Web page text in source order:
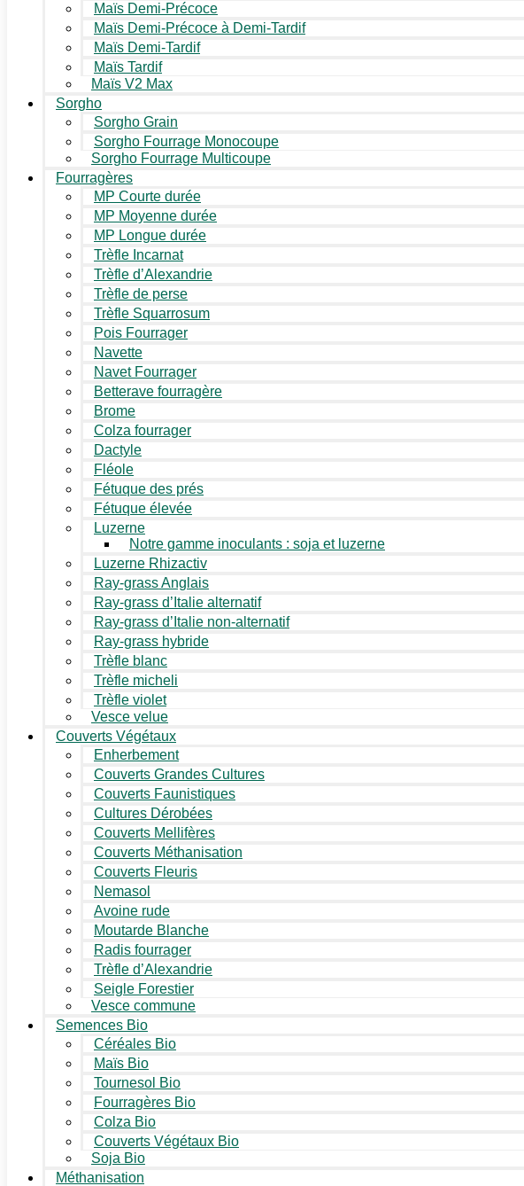
Maïs Demi-Précoce
Maïs Demi-Précoce à Demi-Tardif
Maïs Demi-Tardif
Maïs Tardif
Maïs V2 Max
Sorgho
Sorgho Grain
Sorgho Fourrage Monocoupe
Sorgho Fourrage Multicoupe
Fourragères
MP Courte durée
MP Moyenne durée
MP Longue durée
Trèfle Incarnat
Trèfle d’Alexandrie
Trèfle de perse
Trèfle Squarrosum
Pois Fourrager
Navette
Navet Fourrager
Betterave fourragère
Brome
Colza fourrager
Dactyle
Fléole
Fétuque des prés
Fétuque élevée
Luzerne
Notre gamme inoculants : soja et luzerne
Luzerne Rhizactiv
Ray-grass Anglais
Ray-grass d’Italie alternatif
Ray-grass d’Italie non-alternatif
Ray-grass hybride
Trèfle blanc
Trèfle micheli
Trèfle violet
Vesce velue
Couverts Végétaux
Enherbement
Couverts Grandes Cultures
Couverts Faunistiques
Cultures Dérobées
Couverts Mellifères
Couverts Méthanisation
Couverts Fleuris
Nemasol
Avoine rude
Moutarde Blanche
Radis fourrager
Trèfle d’Alexandrie
Seigle Forestier
Vesce commune
Semences Bio
Céréales Bio
Maïs Bio
Tournesol Bio
Fourragères Bio
Colza Bio
Couverts Végétaux Bio
Soja Bio
Méthanisation